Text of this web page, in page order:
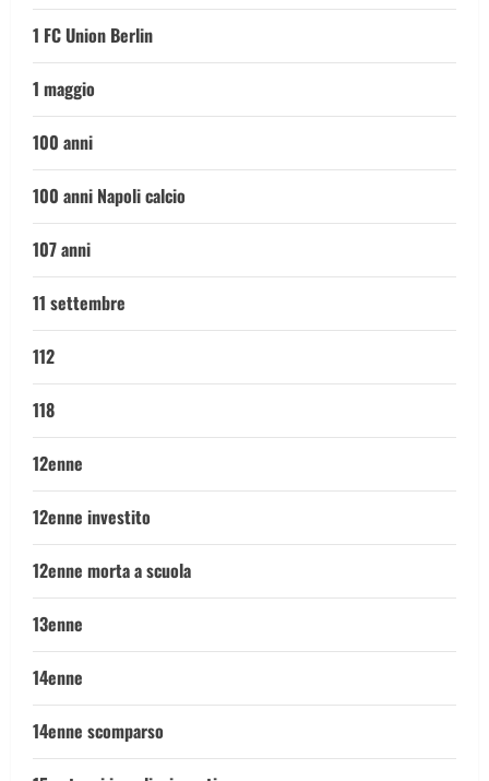
1 FC Union Berlin
1 maggio
100 anni
100 anni Napoli calcio
107 anni
11 settembre
112
118
12enne
12enne investito
12enne morta a scuola
13enne
14enne
14enne scomparso